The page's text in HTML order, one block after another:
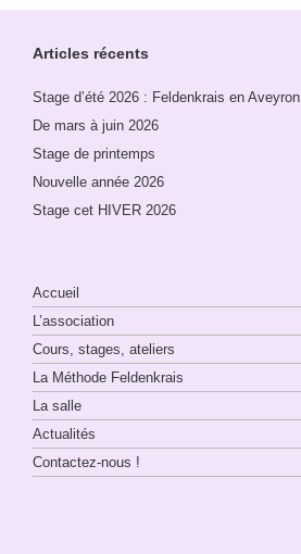
Articles récents
Stage d’été 2026 : Feldenkrais en Aveyron
De mars à juin 2026
Stage de printemps
Nouvelle année 2026
Stage cet HIVER 2026
Accueil
L’association
Cours, stages, ateliers
La Méthode Feldenkrais
La salle
Actualités
Contactez-nous !